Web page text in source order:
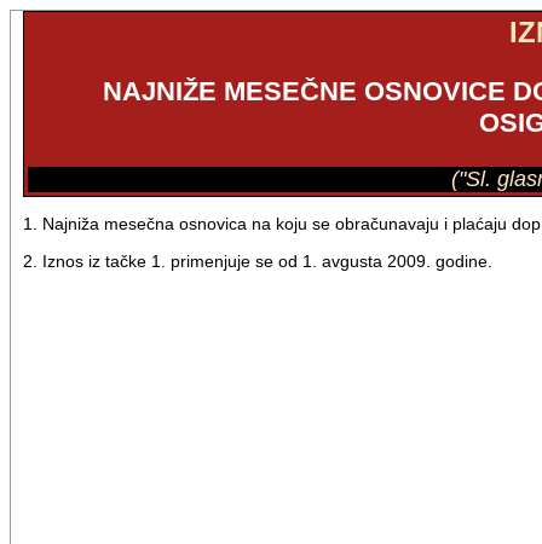
NAJNIŽE MESEČNE OSNOVICE
("Sl.
1. Najniža mesečna osnovica na koju se obračunavaju i plaćaju
2. Iznos iz tačke 1. primenjuje se od 1. avgusta 2009. godine.